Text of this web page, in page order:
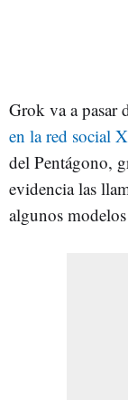
Grok va a pasar
en la red social X
del Pentágono,
evidencia las
algunos